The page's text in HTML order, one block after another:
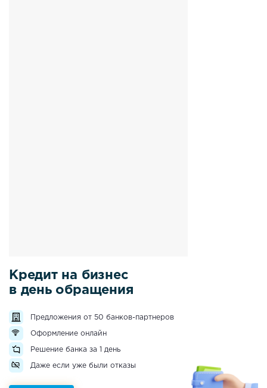
Кредит на бизнес
в день обращения
Предложения от 50 банков-партнеров
Оформление онлайн
Решение банка за 1 день
Даже если уже были отказы